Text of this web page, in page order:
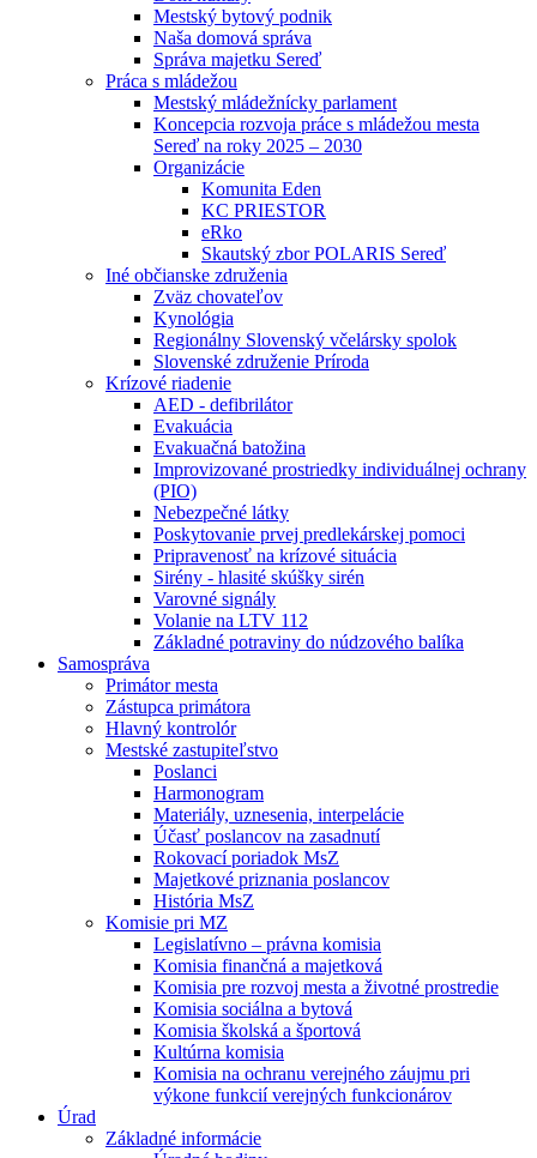
Mestský bytový podnik
Naša domová správa
Správa majetku Sereď
Práca s mládežou
Mestský mládežnícky parlament
Koncepcia rozvoja práce s mládežou mesta
Sereď na roky 2025 – 2030
Organizácie
Komunita Eden
KC PRIESTOR
eRko
Skautský zbor POLARIS Sereď
Iné občianske združenia
Zväz chovateľov
Kynológia
Regionálny Slovenský včelársky spolok
Slovenské združenie Príroda
Krízové riadenie
AED - defibrilátor
Evakuácia
Evakuačná batožina
Improvizované prostriedky individuálnej ochrany
(PIO)
Nebezpečné látky
Poskytovanie prvej predlekárskej pomoci
Pripravenosť na krízové situácia
Sirény - hlasité skúšky sirén
Varovné signály
Volanie na LTV 112
Základné potraviny do núdzového balíka
Samospráva
Primátor mesta
Zástupca primátora
Hlavný kontrolór
Mestské zastupiteľstvo
Poslanci
Harmonogram
Materiály, uznesenia, interpelácie
Účasť poslancov na zasadnutí
Rokovací poriadok MsZ
Majetkové priznania poslancov
História MsZ
Komisie pri MZ
Legislatívno – právna komisia
Komisia finančná a majetková
Komisia pre rozvoj mesta a životné prostredie
Komisia sociálna a bytová
Komisia školská a športová
Kultúrna komisia
Komisia na ochranu verejného záujmu pri
výkone funkcií verejných funkcionárov
Úrad
Základné informácie